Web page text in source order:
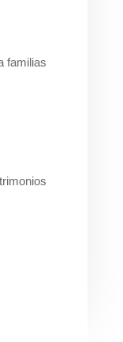
familias